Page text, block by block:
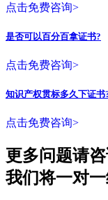
点击免费咨询>
是否可以百分百拿证书?
点击免费咨询>
知识产权贯标多久下证书
点击免费咨询>
更多问题请
我们将一对